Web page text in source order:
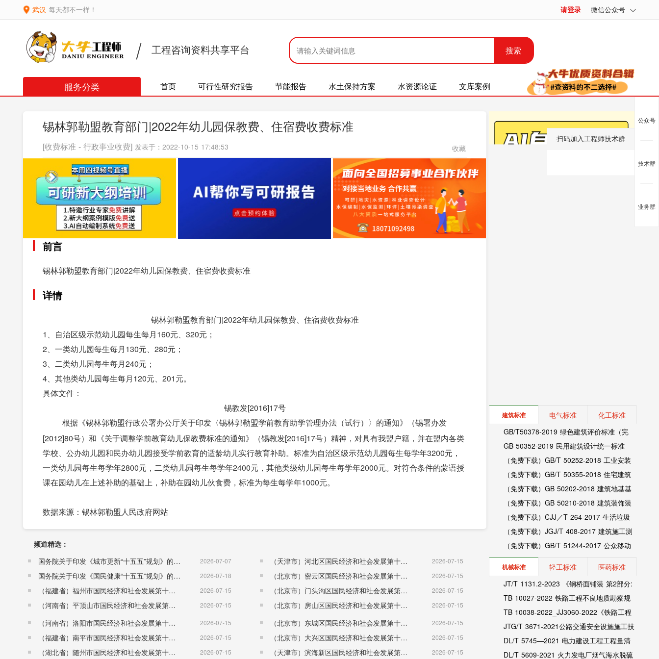
武汉 每天都不一样！ 请登录 微信公众号
工程咨询资料共享平台 搜索
服务分类 首页 可行性研究报告 节能报告 水土保持方案 水资源论证 文库案例
锡林郭勒盟教育部门|2022年幼儿园保教费、住宿费收费标准
[收费标准 - 行政事业收费] 发表于：2022-10-15 17:48:53 收藏
前言
锡林郭勒盟教育部门|2022年幼儿园保教费、住宿费收费标准
详情
锡林郭勒盟教育部门|2022年幼儿园保教费、住宿费收费标准
1、自治区级示范幼儿园每生每月160元、320元；
2、一类幼儿园每生每月130元、280元；
3、二类幼儿园每生每月240元；
4、其他类幼儿园每生每月120元、201元。
具体文件：
锡教发[2016]17号
根据《锡林郭勒盟行政公署办公厅关于印发〈锡林郭勒盟学前教育助学管理办法（试行）〉的通知》（锡署办发
[2012]80号）和《关于调整学前教育幼儿保教费标准的通知》（锡教发[2016]17号）精神，对具有我盟户籍，并在盟内各类
学校、公办幼儿园和民办幼儿园接受学前教育的适龄幼儿实行教育补助。标准为自治区级示范幼儿园每生每学年3200元，
一类幼儿园每生每学年2800元，二类幼儿园每生每学年2400元，其他类级幼儿园每生每学年2000元。对符合条件的蒙语授
课在园幼儿在上述补助的基础上，补助在园幼儿伙食费，标准为每生每学年1000元。
数据来源： 锡林郭勒盟人民政府网站
频道精选：
国务院关于印发《城市更新“十五五”规划》的通知（国发〔2026〕12号）
2026-07-07
国务院关于印发《国民健康“十五五”规划》的通知 （国发〔2026〕23号） 2026-07-18
（福建省）福州市国民经济和社会发展第十五个五年规划纲要 2026-07-15
（河南省）平顶山市国民经济和社会发展第十五个五年规划纲要 2026-07-15
（河南省）洛阳市国民经济和社会发展第十五个五年规划纲要 2026-07-15
（福建省）南平市国民经济和社会发展第十五个五年规划纲要 2026-07-15
（湖北省）随州市国民经济和社会发展第十五个五年规划纲要 2026-07-15
（天津市）河北区国民经济和社会发展第十五个五年规划纲要 2026-07-15
（北京市）密云区国民经济和社会发展第十五个五年规划纲要 2026-07-15
（北京市）门头沟区国民经济和社会发展第十五个五年规划纲要 2026-07-15
（北京市）房山区国民经济和社会发展第十五个五年规划纲要 2026-07-15
（北京市）东城区国民经济和社会发展第十五个五年规划纲要 2026-07-15
（北京市）大兴区国民经济和社会发展第十五个五年规划纲要 2026-07-15
（天津市）滨海新区国民经济和社会发展第十五个五年规划纲要 2026-07-15
建筑标准 电气标准
化工标准
GB/T50378-2019 绿色建筑评价标准（完
整版）
GB 50352-2019 民用建筑设计统一标准
（完整版）
（免费下载）GB/T 50252-2018 工业安装
工程施工质量验收统-标准
（免费下载）GB/T 50355-2018 住宅建筑
室内振动限值及其测量方法标准
（免费下载）GB 50202-2018 建筑地基基
础工程施工质量验收标准
（免费下载）GB 50210-2018 建筑装饰装
修工程质量验收标准
（免费下载）CJJ／T 264-2017 生活垃圾
渗沥液膜生物反应处理系统技术规程
（免费下载）JGJ/T 408-2017 建筑施工测
量标准
（免费下载）GB/T 51244-2017 公众移动
通信隧道覆盖工程技术规范
机械标准 轻工标准
医药标准
JT/T 1131.2-2023 《钢桥面铺装 第2部分:
热拌环氧沥青》
TB 10027-2022 铁路工程不良地质勘察规
程
TB 10038-2022_JJ3060-2022《铁路工程
特殊岩土勘察规程》
JTG/T 3671-2021公路交通安全设施施工技
术规范
DL/T 5745—2021 电力建设工程工程量清
单计价规范（完整版）
DL/T 5609-2021 火力发电厂烟气海水脱硫
公众号
技术群
扫码加入工程师技术群
业务群